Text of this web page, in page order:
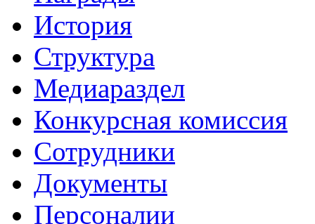
История
Структура
Медиараздел
Конкурсная комиссия
Сотрудники
Документы
Персоналии